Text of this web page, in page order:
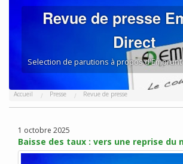
novembre 2022 (1)
octobre 2022 (3)
juillet 2022 (1)
avril 2022 (1)
janvier 2022 (3)
novembre 2021 (2)
Revue de presse
Direct
Selection de parutions à propos d'Emprunt
Accueil Presse Revue de presse
1 octobre 2025
Baisse des taux : vers une reprise du